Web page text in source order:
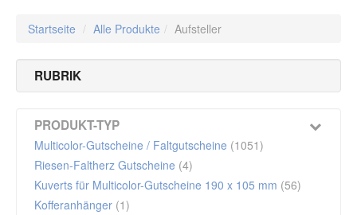
Startseite / Alle Produkte / Aufsteller
RUBRIK
Produkte mit neutralen Motiven - für alle Unternehmen
PRODUKT-TYP
Multicolor-Gutscheine / Faltgutscheine (1051)
Riesen-Faltherz Gutscheine (4)
Kuverts für Multicolor-Gutscheine 190 x 105 mm (56)
Kofferanhänger (1)